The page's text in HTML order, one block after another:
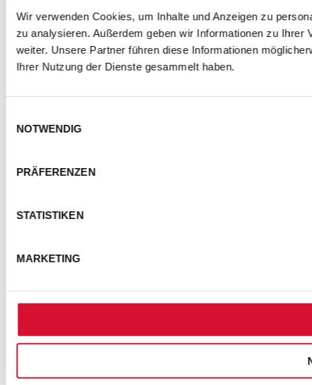
Wir verwenden Cookies, um Inhalte und Anzeigen zu
zu analysieren. Außerdem geben wir Informationen zu
weiter. Unsere Partner führen diese Informationen
Ihrer Nutzung der Dienste gesammelt haben.
NOTWENDIG
PRÄFERENZEN
STATISTIKEN
MARKETING